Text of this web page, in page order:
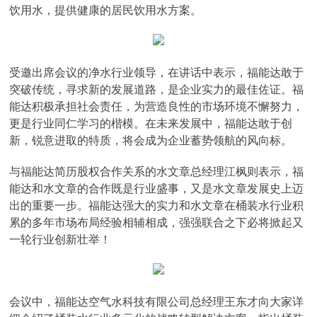
饮用水，提供健康的居民饮用水方案。
受邀出席会议的净水行业领导，在讲话中表示，福能达敢于
突破传统，寻求新的发展道路，是企业实力的最佳佐证。福
能达积极承担社会责任，为营造良性的市场环境不懈努力，
更是行业同仁学习的楷模。在未来发展中，福能达敢于创
新，锐意进取的特质，将会成为企业蓄势领航的风向标。
与福能达简历股权合作关系的水文章总经理江枫则表示，福
能达和水文章的合作既是行业盛事，又是水文章发展史上迈
出的重要一步。福能达强大的实力和水文章在桶装水行业积
累的多年市场布局经验相辅相成，强强联合之下必将掀起又
一轮行业创新壮举！
会议中，福能达空气水科技有限公司总经理王东才向大家详